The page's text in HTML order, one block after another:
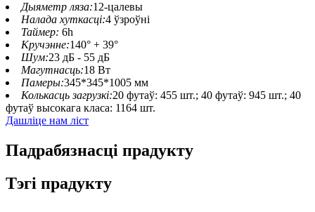
Дыяметр ляза:12-цалевы
Налада хуткасці:4 ўзроўні
Таймер: 6h
Кручэнне:140° + 39°
Шум:23 дБ - 55 дБ
Магутнасць:18 Вт
Памеры:345*345*1005 мм
Колькасць загрузкі:20 футаў: 455 шт.; 40 футаў: 945 шт.; 40
футаў высокага класа: 1164 шт.
Дашліце нам ліст
Падрабязнасці прадукту
Тэгі прадукту